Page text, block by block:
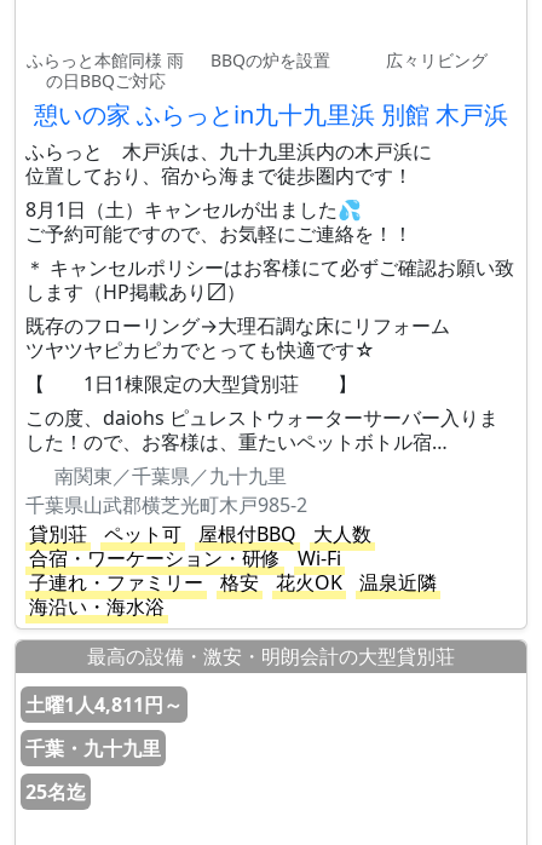
ふらっと本館同様 雨
の日BBQご対応
BBQの炉を設置 広々リビング
憩いの家 ふらっとin九十九里浜 別館 木戸浜
ふらっと 木戸浜は、九十九里浜内の木戸浜に
位置しており、宿から海まで徒歩圏内です！
8月1日（土）キャンセルが出ました💦
ご予約可能ですので、お気軽にご連絡を！！
＊ キャンセルポリシーはお客様にて必ずご確認お願い致
します（HP掲載あり〼）
既存のフローリング→大理石調な床にリフォーム
ツヤツヤピカピカでとっても快適です☆
【 1日1棟限定の大型貸別荘 】
この度、daiohs ピュレストウォーターサーバー入りま
した！ので、お客様は、重たいペットボトル宿…
南関東／千葉県／九十九里
千葉県山武郡横芝光町木戸985-2
貸別荘
ペット可 屋根付BBQ
大人数
合宿・ワーケーション・研修
Wi-Fi
子連れ・ファミリー
格安 花火OK
温泉近隣
海沿い・海水浴
最高の設備・激安・明朗会計の大型貸別荘
土曜1人4,811円～
千葉・九十九里
25名迄